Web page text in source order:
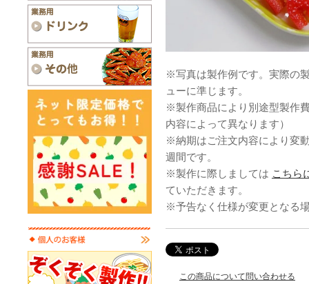
※写真は製作例です。実際の
ューに準じます。
※製作商品により別途型製作
内容によって異なります）
※納期はご注文内容により変
週間です。
※製作に際しましては こちら
ていただきます。
※予告なく仕様が変更となる
この商品について問い合わせる